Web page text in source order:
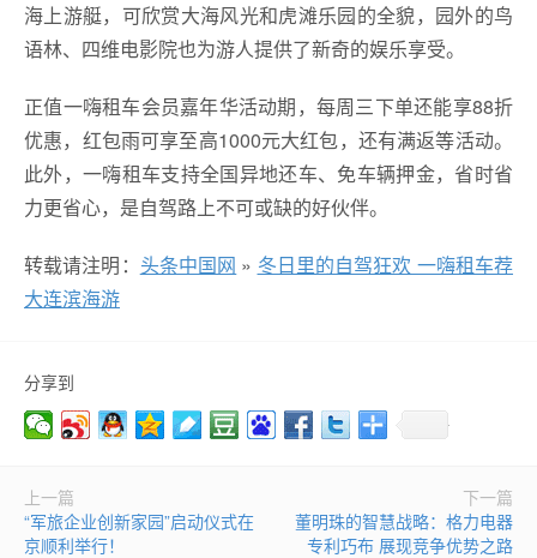
海上游艇，可欣赏大海风光和虎滩乐园的全貌，园外的鸟
语林、四维电影院也为游人提供了新奇的娱乐享受。
正值一嗨租车会员嘉年华活动期，每周三下单还能享88折
优惠，红包雨可享至高1000元大红包，还有满返等活动。
此外，一嗨租车支持全国异地还车、免车辆押金，省时省
力更省心，是自驾路上不可或缺的好伙伴。
转载请注明： 头条中国网 » 冬日里的自驾狂欢 一嗨租车荐
大连滨海游
分享到
上一篇
“军旅企业创新家园”启动仪式在
京顺利举行！
下一篇
董明珠的智慧战略：格力电器
专利巧布 展现竞争优势之路